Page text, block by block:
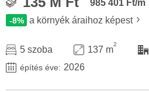
985 401 Ft/m
-8% a környék áraihoz képest
5 szoba 137 m
2
építés éve: 2026